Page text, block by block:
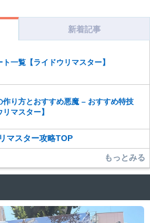
※投稿内容を確認後、順次対応さ
ださい。
元ができませんのでご注意くだ
、弊社に損害の及ぶ内容の書き込みがあ
いただく場合もございますので、あら
新着記事
一覧【ライドウリマスター】
作り方とおすすめ悪魔 – おすすめ特技
リマスター】
マスター攻略TOP
もっとみる